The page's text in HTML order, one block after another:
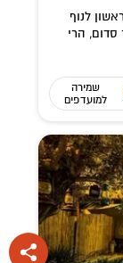
לנוף
הרי
שמירה
למועדפים